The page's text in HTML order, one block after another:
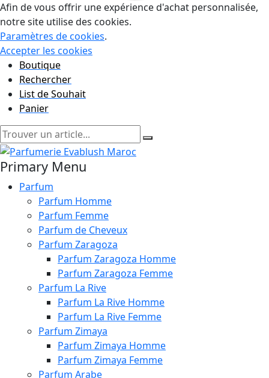
Afin de vous offrir une expérience d'achat personnalisée,
notre site utilise des cookies.
Paramètres de cookies.
Accepter les cookies
Boutique
Rechercher
List de Souhait
Panier
Primary Menu
Parfum
Parfum Homme
Parfum Femme
Parfum de Cheveux
Parfum Zaragoza
Parfum Zaragoza Homme
Parfum Zaragoza Femme
Parfum La Rive
Parfum La Rive Homme
Parfum La Rive Femme
Parfum Zimaya
Parfum Zimaya Homme
Parfum Zimaya Femme
Parfum Arabe